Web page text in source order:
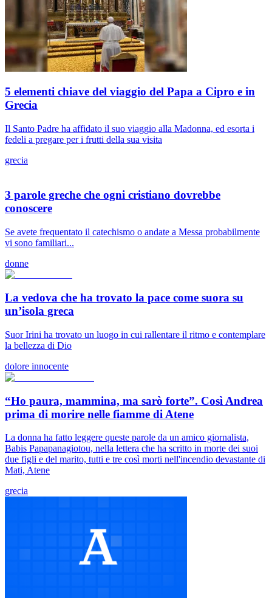
5 elementi chiave del viaggio del Papa a Cipro e in
Grecia
Il Santo Padre ha affidato il suo viaggio alla Madonna, ed esorta i
fedeli a pregare per i frutti della sua visita
grecia
3 parole greche che ogni cristiano dovrebbe
conoscere
Se avete frequentato il catechismo o andate a Messa probabilmente
vi sono familiari...
donne
La vedova che ha trovato la pace come suora su
un’isola greca
Suor Irini ha trovato un luogo in cui rallentare il ritmo e contemplare
la bellezza di Dio
dolore innocente
“Ho paura, mammina, ma sarò forte”. Così Andrea
prima di morire nelle fiamme di Atene
La donna ha fatto leggere queste parole da un amico giornalista,
Babis Papapanagiotou, nella lettera che ha scritto in morte dei suoi
due figli e del marito, tutti e tre così morti nell'incendio devastante di
Mati, Atene
grecia